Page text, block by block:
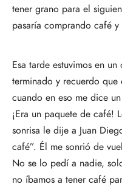
tener grano para el
pasaría comprando café
Esa tarde estuvimos en
terminado y recuerdo que
cuando en eso me dice
¡Era un paquete de café!
sonrisa le dije a Juan
café”. Él me sonrió de
No se lo pedí a nadie,
no íbamos a tener café